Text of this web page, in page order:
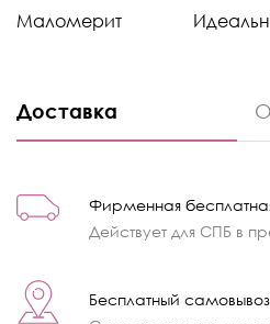
Маломерит
Доставка
Фирменная
Действует для СПБ в
Бесплатный